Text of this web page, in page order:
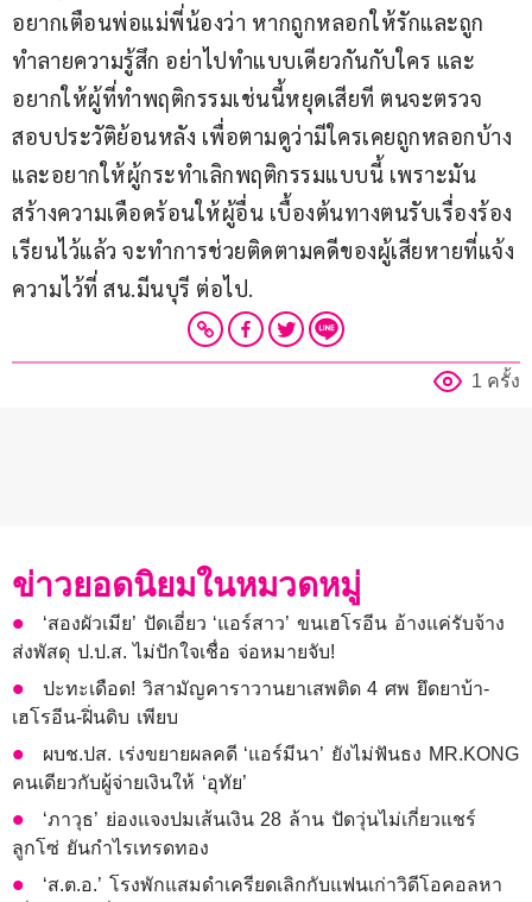
อยากเตือนพ่อแม่พี่น้องว่า หากถูกหลอกให้รักและถูก
ทำลายความรู้สึก อย่าไปทำแบบเดียวกันกับใคร และ
อยากให้ผู้ที่ทำพฤติกรรมเช่นนี้หยุดเสียที ตนจะตรวจ
สอบประวัติย้อนหลัง เพื่อตามดูว่ามีใครเคยถูกหลอกบ้าง
และอยากให้ผู้กระทำเลิกพฤติกรรมแบบนี้ เพราะมัน
สร้างความเดือดร้อนให้ผู้อื่น เบื้องต้นทางตนรับเรื่องร้อง
เรียนไว้แล้ว จะทำการช่วยติดตามคดีของผู้เสียหายที่แจ้ง
ความไว้ที่ สน.มีนบุรี ต่อไป.
1 ครั้ง
ข่าวยอดนิยมในหมวดหมู่
‘สองผัวเมีย’ ปัดเอี่ยว ‘แอร์สาว’ ขนเฮโรอีน อ้างแค่รับจ้าง
ส่งพัสดุ ป.ป.ส. ไม่ปักใจเชื่อ จ่อหมายจับ!
ปะทะเดือด! วิสามัญคาราวานยาเสพติด 4 ศพ ยึดยาบ้า-
เฮโรอีน-ฝิ่นดิบ เพียบ
ผบช.ปส. เร่งขยายผลคดี ‘แอร์มีนา’ ยังไม่ฟันธง MR.KONG
คนเดียวกับผู้จ่ายเงินให้ ‘อุทัย’
‘ภาวุธ’ ย่องแจงปมเส้นเงิน 28 ล้าน ปัดวุ่นไม่เกี่ยวแชร์
ลูกโซ่ ยันกำไรเทรดทอง
‘ส.ต.อ.’ โรงพักแสมดำเครียดเลิกกับแฟนเก่าวิดีโอคอลหา